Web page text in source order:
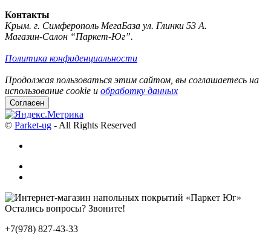
Контакты
Крым. г. Симферополь МегаБаза ул. Глинки 53 А.
Магазин-Салон “Паркет-Юг”.
Политика конфиденциальности
Продолжая пользоваться этим сайтом, вы соглашаетесь на
использование cookie и обработку данных
Согласен
© Parket-ug - All Rights Reserved
Остались вопросы? Звоните!
+7(978) 827-43-33